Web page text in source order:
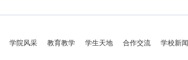
学院风采 教育教学 学生天地 合作交流 学校新闻